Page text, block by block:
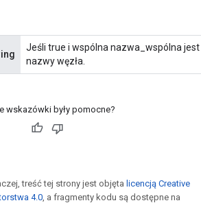
Jeśli true i wspólna nazwa_wspólna
nazwy węzła.
wskazówki były pomocne?
treść tej strony jest objęta licencją Creative
4.0, a fragmenty kodu są dostępne na